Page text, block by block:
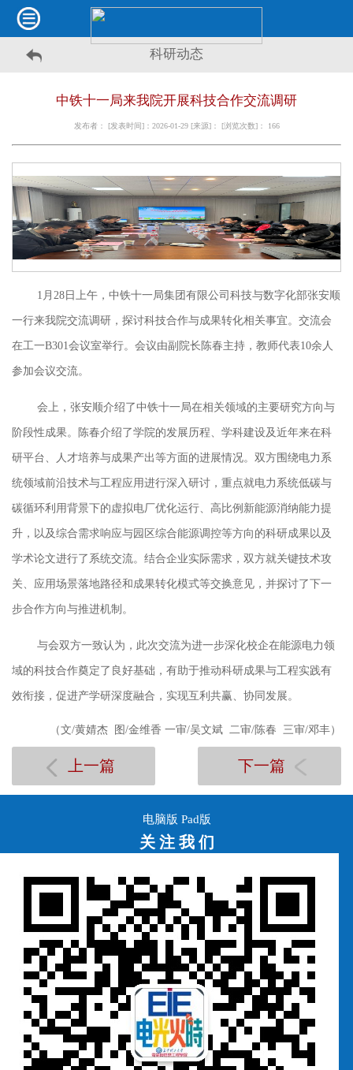
科研动态
中铁十一局来我院开展科技合作交流调研
发布者： [发表时间]：2026-01-29 [来源]： [浏览次数]： 166
1月28日上午，中铁十一局集团有限公司科技与数字化部张安顺
一行来我院交流调研，探讨科技合作与成果转化相关事宜。 交流会
在工一B301会议室举行。会议由副院长陈春主持，教师代表10余人
参加会议交流。
会上，张安顺介绍了中铁十一局在相关领域的主要研究方向与
阶段性成果。陈春介绍了学院的发展历程、学科建设及近年来在科
研平台、人才培养与成果产出等方面的进展情况。双方围绕电力系
统领域前沿技术与工程应用进行深入研讨，重点就电力系统低碳与
碳循环利用背景下的虚拟电厂优化运行、高比例新能源消纳能力提
升，以及综合需求响应与园区综合能源调控等方向的科研成果 以及
学术论文进行了系统交流。结合企业实际需求，双方就关键技术攻
关、应用场景落地路径和成果转化模式等交换意见，并探讨了下一
步合作方向与推进机制。
与会双方一致认为，此次交流为进一步深化校企在能源电力领
域的科技合作奠定了良好基础，有助于推动科研成果与工程实践有
效衔接，促进产学研深度融合，实现互利共赢、协同发展。
（文/黄婧杰 图 /金维香 一审/吴文斌 二审/陈春 三审/邓丰）
上一篇 下一篇
电脑版 Pad版
关 注 我 们